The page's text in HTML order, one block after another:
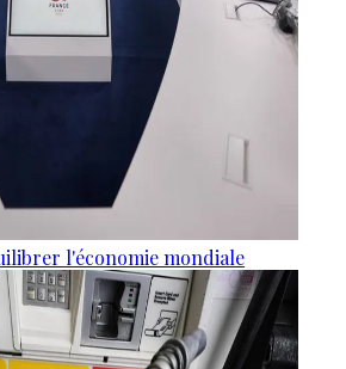
l'économie mondiale